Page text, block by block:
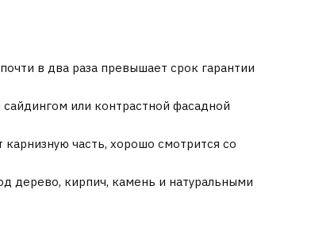
в два раза превышает срок гарантии
или контрастной фасадной
часть, хорошо смотрится со
дерево, кирпич, камень и натуральными